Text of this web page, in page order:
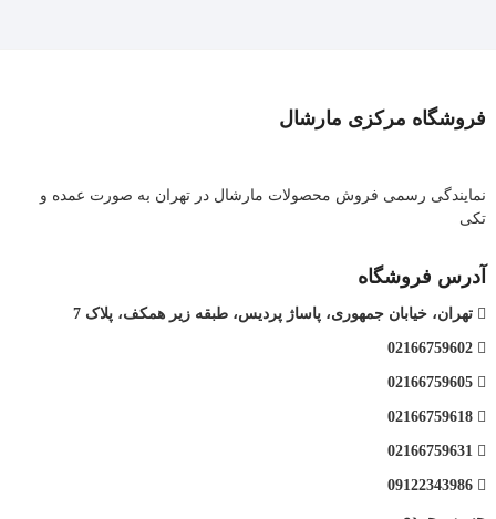
فروشگاه مرکزی مارشال
نمایندگی رسمی فروش محصولات مارشال در تهران به صورت عمده و
تکی
آدرس فروشگاه
تهران، خیابان جمهوری، پاساژ پردیس، طبقه زیر همکف، پلاک 7